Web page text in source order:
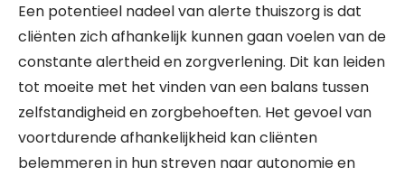
Een potentieel nadeel van alerte thuiszorg is dat
cliënten zich afhankelijk kunnen gaan voelen van de
constante alertheid en zorgverlening. Dit kan leiden
tot moeite met het vinden van een balans tussen
zelfstandigheid en zorgbehoeften. Het gevoel van
voortdurende afhankelijkheid kan cliënten
belemmeren in hun streven naar autonomie en